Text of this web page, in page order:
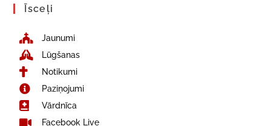
Īsceļi
Jaunumi
Lūgšanas
Notikumi
Paziņojumi
Vārdnīca
Facebook Live